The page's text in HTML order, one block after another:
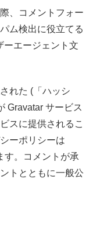
、コメントフォー
ム検出に役立てる
ーエージェント文
れた (「ハッシ
Gravatar サービス
スに提供されるこ
ーポリシーは
す。コメントが承
トとともに一般公